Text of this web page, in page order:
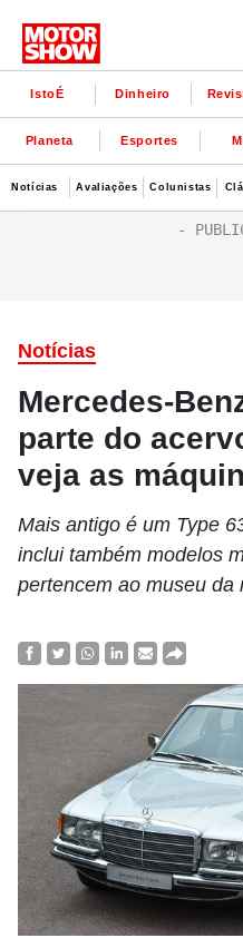
IstoÉ Dinheiro
Planeta Esportes
Notícias Avaliações Colunistas
Notícias
Mercedes-
parte do
veja as
Mais antigo é um Type
inclui também modelos
pertencem ao museu da